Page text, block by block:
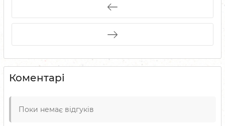
Коментарі
Поки немає відгуків